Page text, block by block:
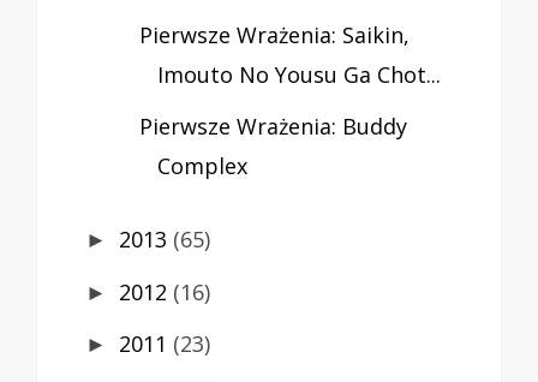
Pierwsze Wrażenia: Saikin,
Imouto No Yousu Ga Chot...
Pierwsze Wrażenia: Buddy
Complex
► 2013 (65)
► 2012 (16)
► 2011 (23)